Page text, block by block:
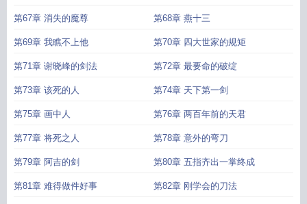
第67章 消失的魔尊 第68章 燕十三
第69章 我瞧不上他 第70章 四大世家的规矩
第71章 谢晓峰的剑法 第72章 最要命的破绽
第73章 该死的人 第74章 天下第一剑
第75章 画中人 第76章 两百年前的天君
第77章 将死之人 第78章 意外的弯刀
第79章 阿吉的剑 第80章 五指齐出一掌终成
第81章 难得做件好事 第82章 刚学会的刀法